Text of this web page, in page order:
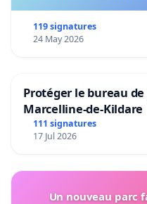
119 signatures
24 May 2026
Protéger le bureau
Marcelline-de-Kildare
111 signatures
17 Jul 2026
Un nouveau parc